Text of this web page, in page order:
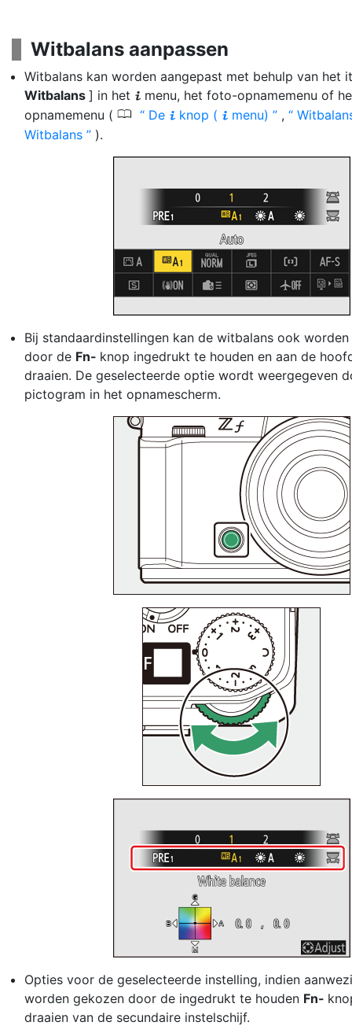
Witbalans aanpassen
Witbalans kan worden aangepast met behulp van het
Witbalans ] in het i menu, het foto-opnamemenu of
opnamemenu ( 0 De i knop ( i menu) ,
Witbalans
).
Bij standaardinstellingen kan de witbalans ook
door de Fn- knop ingedrukt te houden en aan de
draaien. De geselecteerde optie wordt weergegeven
pictogram in het opnamescherm.
Opties voor de geselecteerde instelling, indien
worden gekozen door de ingedrukt te houden Fn-
draaien van de secundaire instelschijf.